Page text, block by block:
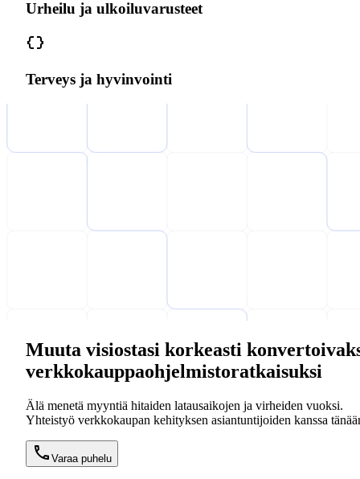
Urheilu ja ulkoiluvarusteet
Terveys ja hyvinvointi
Muuta visiostasi korkeasti
verkkokauppaohjelmistoratkaisuksi
Älä menetä myyntiä hitaiden latausaikojen ja virheiden vuoksi.
Yhteistyö verkkokaupan kehityksen asiantuntijoiden kanssa
Varaa puhelu